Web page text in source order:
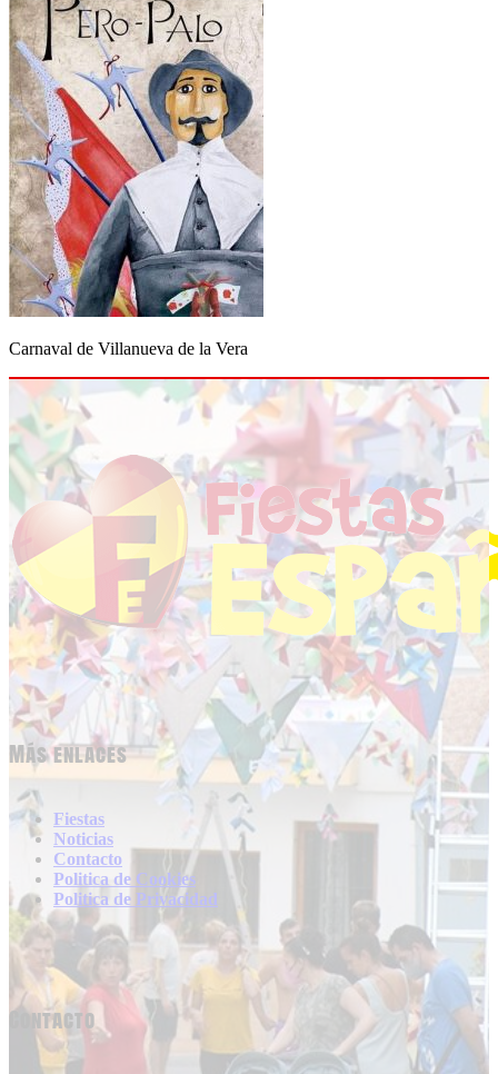
Carnaval de Villanueva de la Vera
Más enlaces
Fiestas
Noticias
Contacto
Politica de Cookies
Politica de Privacidad
Contacto